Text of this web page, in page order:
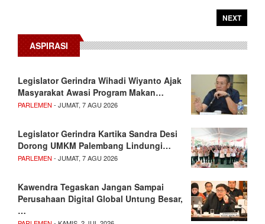
NEXT
ASPIRASI
Legislator Gerindra Wihadi Wiyanto Ajak
Masyarakat Awasi Program Makan…
PARLEMEN - JUMAT, 7 AGU 2026
Legislator Gerindra Kartika Sandra Desi
Dorong UMKM Palembang Lindungi…
PARLEMEN - JUMAT, 7 AGU 2026
Kawendra Tegaskan Jangan Sampai
Perusahaan Digital Global Untung Besar,
…